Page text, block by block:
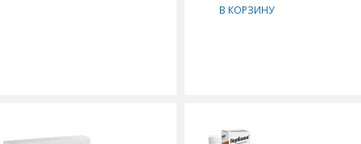
N10 СУПП РЕК
В КОРЗИНУ